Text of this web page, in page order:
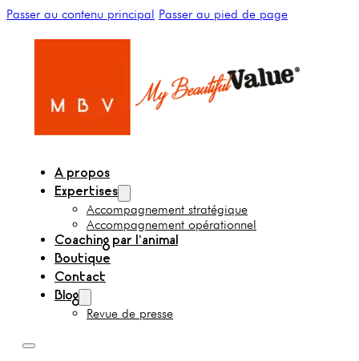
Passer au contenu principal Passer au pied de page
A propos
Expertises
Accompagnement stratégique
Accompagnement opérationnel
Coaching par l’animal
Boutique
Contact
Blog
Revue de presse